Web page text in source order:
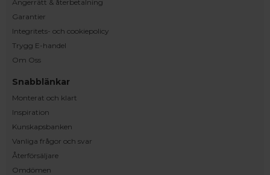
Ångerrätt & återbetalning
Garantier
Integritets- och cookiepolicy
Trygg E-handel
Om Oss
Snabblänkar
Monterat och klart
Inspiration
Kunskapsbanken
Vanliga frågor och svar
Återförsäljare
Omdömen